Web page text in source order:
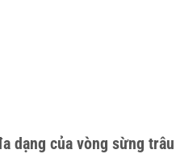
dạng của vòng sừng